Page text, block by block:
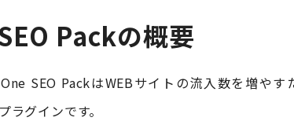
Packの概要
SEO PackはWEBサイトの流入数を増やす
ラグインです。